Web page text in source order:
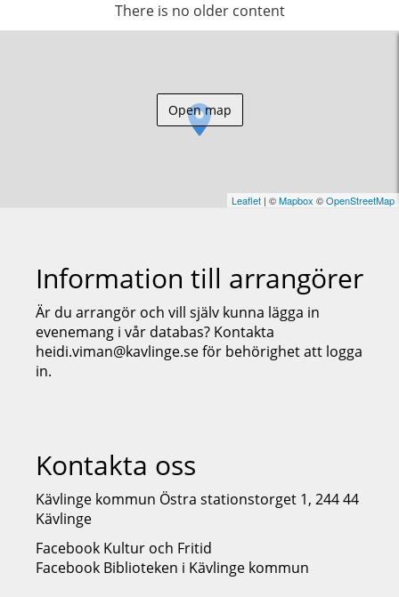
There is no older content
Leaflet | ©Mapbox ©OpenStreetMap
Open map
Information till arrangörer
Är du arrangör och vill själv kunna lägga in
evenemang i vår databas? Kontakta
heidi.viman@kavlinge.se för behörighet att logga
in.
Kontakta oss
Kävlinge kommun Östra stationstorget 1, 244 44
Kävlinge
Facebook Kultur och Fritid
Facebook Biblioteken i Kävlinge kommun